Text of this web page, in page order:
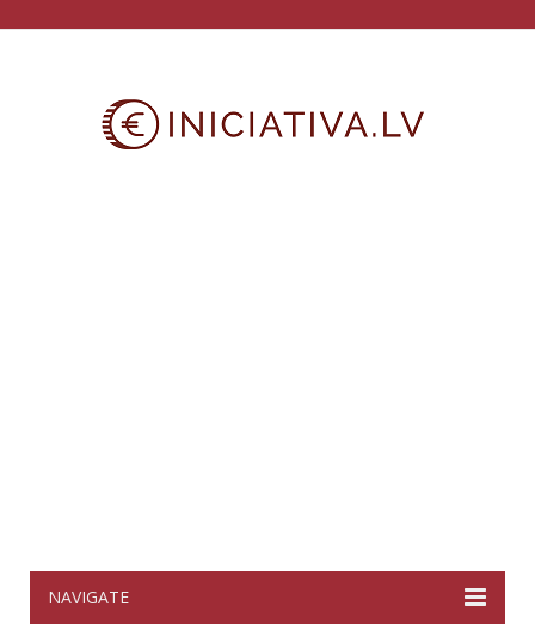
NAVIGATE